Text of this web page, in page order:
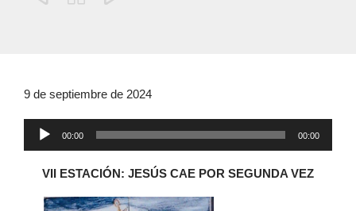
9 de septiembre de 2024
00:00 00:00
VII ESTACIÓN: JESÚS CAE POR SEGUNDA VEZ